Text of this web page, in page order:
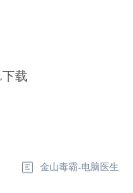
载
下
金山毒霸-电脑医生